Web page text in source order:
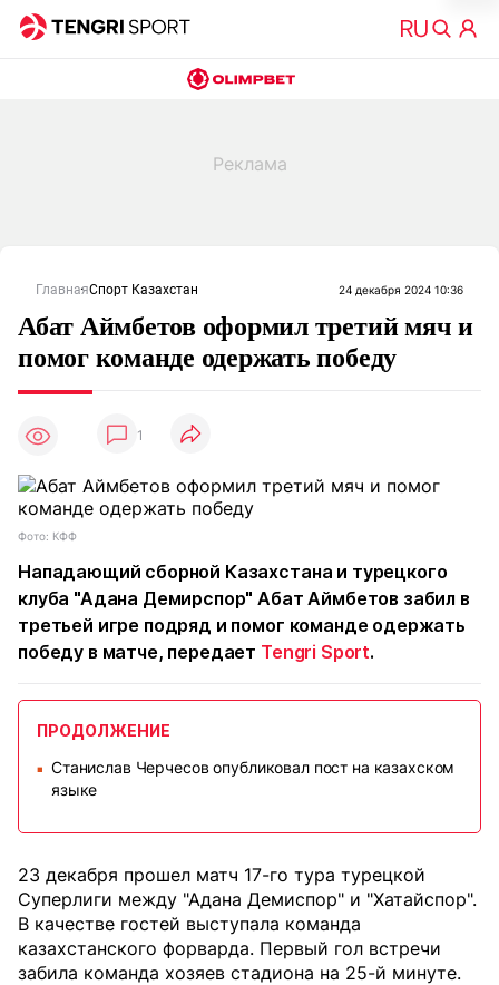
ГлавнаяСпорт Казахстан 24 декабря 2024 10:36
Абат Аймбетов оформил третий мяч и
помог команде одержать победу
1
Фото: КФФ
Нападающий сборной Казахстана и турецкого
клуба "Адана Демирспор" Абат Аймбетов забил в
третьей игре подряд и помог команде одержать
победу в матче, передает Tengri Sport.
ПРОДОЛЖЕНИЕ
■
Станислав Черчесов опубликовал пост на казахском
языке
23 декабря прошел матч 17-го тура турецкой
Суперлиги между "Адана Демиспор" и "Хатайспор".
В качестве гостей выступала команда
казахстанского форварда. Первый гол встречи
забила команда хозяев стадиона на 25-й минуте.